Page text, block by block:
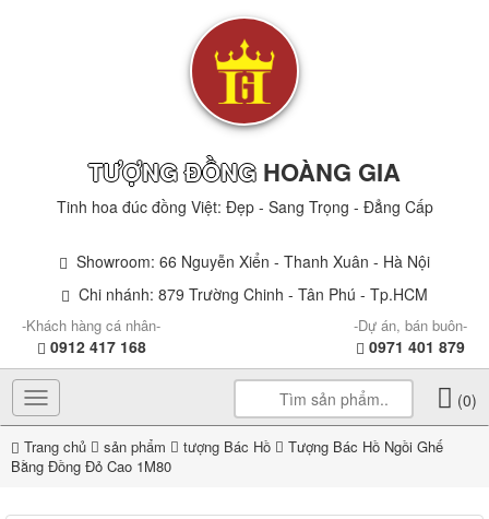
TƯỢNG ĐỒNG HOÀNG GIA
Tinh hoa đúc đồng Việt: Đẹp - Sang Trọng - Đẳng Cấp
Showroom: 66 Nguyễn Xiển - Thanh Xuân - Hà Nội
Chi nhánh: 879 Trường Chinh - Tân Phú - Tp.HCM
-Khách hàng cá nhân-
0912 417 168
-Dự án, bán buôn-
0971 401 879
Toggle
navigation
(0)
Trang chủ sản phẩm tượng Bác Hồ
Tượng Bác Hồ Ngồi Ghế
Bằng Đồng Đỏ Cao 1M80